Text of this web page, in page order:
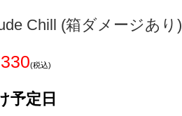
Chill (箱ダメージあり)
(税込)
予定日